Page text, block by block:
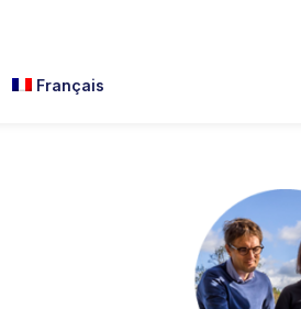
Français
Barre
latérale
principale